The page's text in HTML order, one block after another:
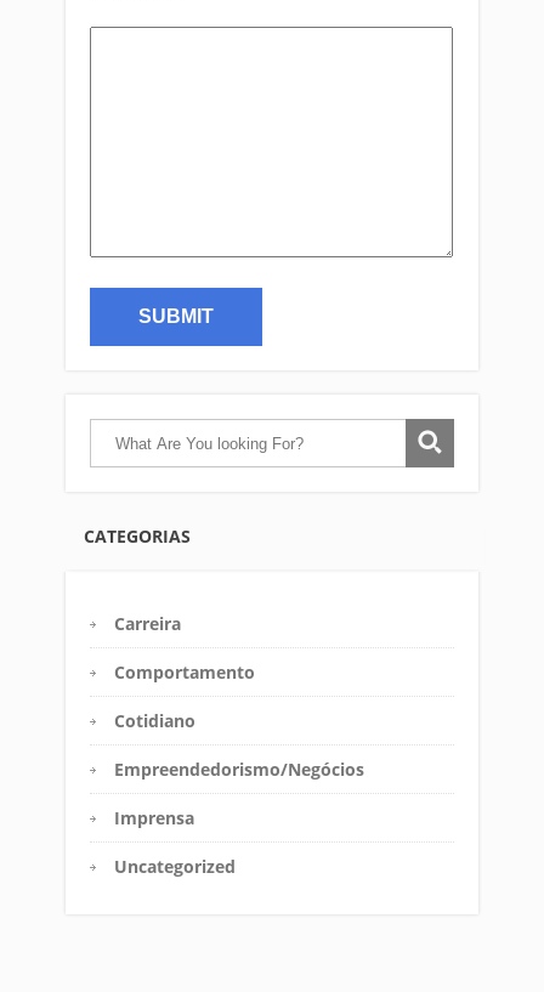
CATEGORIAS
Carreira
Comportamento
Cotidiano
Empreendedorismo/Negócios
Imprensa
Uncategorized